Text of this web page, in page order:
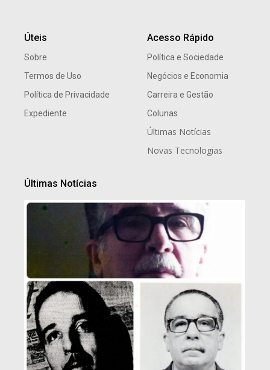
Úteis
Sobre
Termos de Uso
Política de Privacidade
Expediente
Acesso Rápido
Política e Sociedade
Negócios e Economia
Carreira e Gestão
Colunas
Últimas Notícias
Novas Tecnologias
Últimas Notícias